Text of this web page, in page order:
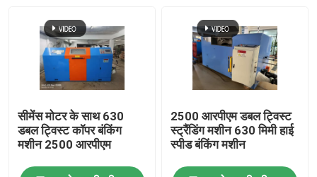
सीमेंस मोटर के साथ 630
डबल ट्विस्ट कॉपर बंकिंग
मशीन 2500 आरपीएम
2500 आरपीएम डबल ट्विस्ट
स्ट्रैंडिंग मशीन 630 मिमी हाई
स्पीड बंकिंग मशीन